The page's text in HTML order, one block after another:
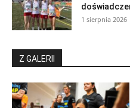
1 sierpnia 2026
Z GALERII